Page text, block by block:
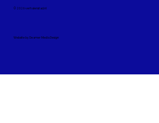
© 2026 verhalenstad.nl
Website by Deamer Media Design